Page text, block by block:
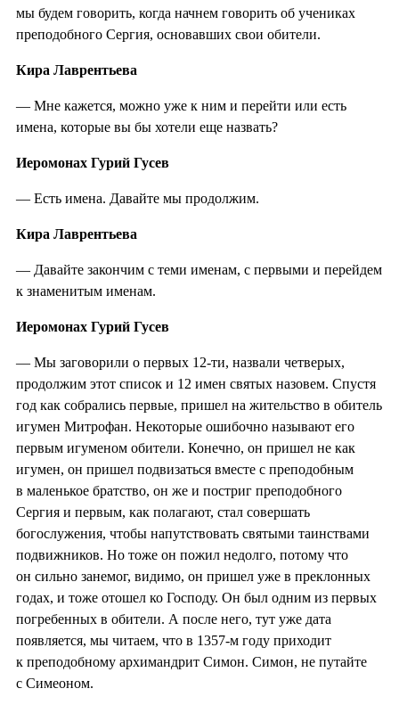
мы будем говорить, когда начнем говорить об учениках
преподобного Сергия, основавших свои обители.
Кира Лаврентьева
— Мне кажется, можно уже к ним и перейти или есть
имена, которые вы бы хотели еще назвать?
Иеромонах Гурий Гусев
— Есть имена. Давайте мы продолжим.
Кира Лаврентьева
— Давайте закончим с теми именам, с первыми и перейдем
к знаменитым именам.
Иеромонах Гурий Гусев
— Мы заговорили о первых 12-ти, назвали четверых,
продолжим этот список и 12 имен святых назовем. Спустя
год как собрались первые, пришел на жительство в обитель
игумен Митрофан. Некоторые ошибочно называют его
первым игуменом обители. Конечно, он пришел не как
игумен, он пришел подвизаться вместе с преподобным
в маленькое братство, он же и постриг преподобного
Сергия и первым, как полагают, стал совершать
богослужения, чтобы напутствовать святыми таинствами
подвижников. Но тоже он пожил недолго, потому что
он сильно занемог, видимо, он пришел уже в преклонных
годах, и тоже отошел ко Господу. Он был одним из первых
погребенных в обители. А после него, тут уже дата
появляется, мы читаем, что в 1357-м году приходит
к преподобному архимандрит Симон. Симон, не путайте
с Симеоном.